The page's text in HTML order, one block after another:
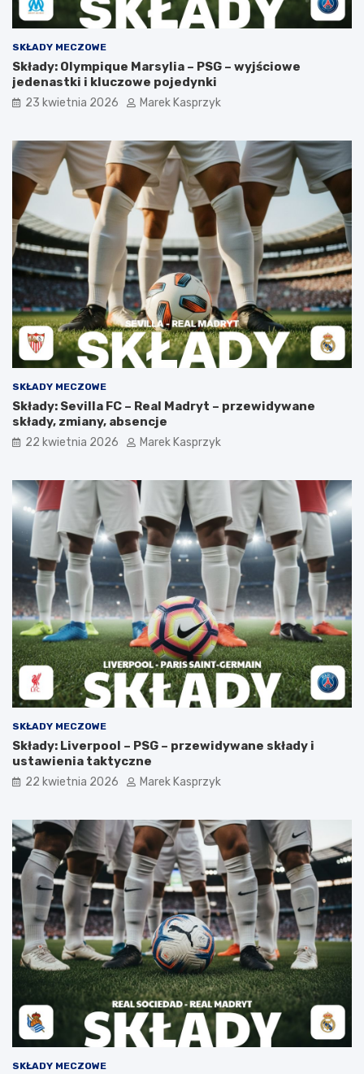
SKŁADY MECZOWE
Składy: Olympique Marsylia – PSG – wyjściowe
jedenastki i kluczowe pojedynki
23 kwietnia 2026 Marek Kasprzyk
SKŁADY MECZOWE
Składy: Sevilla FC – Real Madryt – przewidywane
składy, zmiany, absencje
22 kwietnia 2026 Marek Kasprzyk
SKŁADY MECZOWE
Składy: Liverpool – PSG – przewidywane składy i
ustawienia taktyczne
22 kwietnia 2026 Marek Kasprzyk
SKŁADY MECZOWE